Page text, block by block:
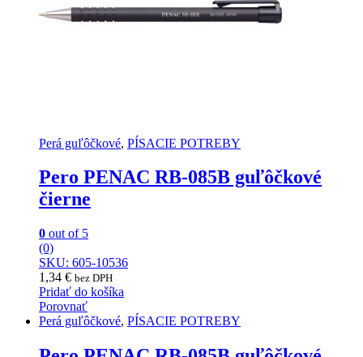
Perá guľôčkové, PÍSACIE POTREBY
Pero PENAC RB-085B guľôčkové
čierne
0 out of 5
(0)
SKU: 605-10536
1,34 € bez DPH
Pridať do košíka
Porovnať
Perá guľôčkové, PÍSACIE POTREBY